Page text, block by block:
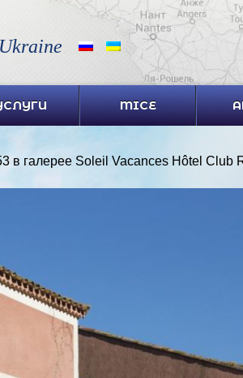
MICE
в галерее Soleil Vacances Hôtel Club